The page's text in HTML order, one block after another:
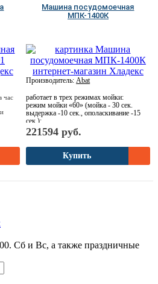
час
Машина посудомоечная
МПК-1400К
Производитель:Abat
работает в трех режимах мойки:
режим мойки «60» (мойка - 30 сек.
выдержка -10 сек., ополаскивание -15
сек.);
221594 руб.
Купить
. Сб и Вс, а также праздничные